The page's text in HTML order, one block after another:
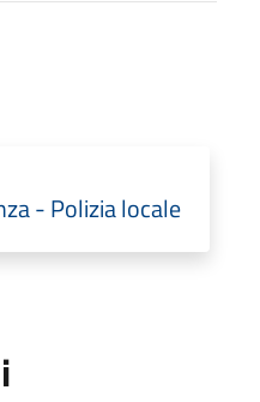
- Polizia locale